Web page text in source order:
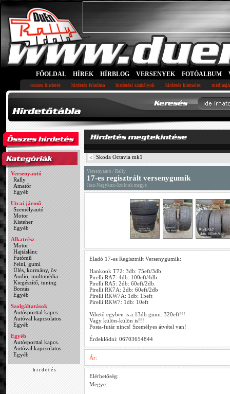
-->
FŐOLDAL HÍREK HÍRBLOG VERSENYEK FOTÓALBUM
összes hirdetés hirdetés feladása hirdetési szabályok hirdetés kiemelés
Versenyautó
Rally
Amatőr
Egyéb
Utcai jármű
Személyautó
Motor
Kisteher
Egyéb
Alkatrész
Motor
Hajtáslánc
Futómű
Felni, gumi
Ülés, kormány, öv
Audio, multimédia
Kiegészítő, tuning
Bontás
Egyéb
Szolgáltatások
Autósporttal kapcs.
Autóval kapcsolatos
Egyéb
Egyéb
Autósporttal kapcs.
Autóval kapcsolatos
Egyéb
h i r d e t é s
< Skoda Octavia mk1
Versenyautó / Rally
17-es regisztrált versenygumik
Jász-Nagykun-Szolnok megye
Eladó 17-es Regisztrált Versenygumik:
Hankook T72: 3db: 75eft/3db
Pirelli RA7: 4db: 100eft/4db
Pirelli RA5: 2db: 60eft/2db.
Pirelli RK7A: 2db: 60eft/2db
Pirelli RKW7A: 1db: 15eft
Pirelli RKW7: 1db: 10eft
Vihető egyben is a 13db gumi: 320eft!!!
Vagy külön-külön is!!!
Posta-futár nincs! Személyes átvétel van!
Érdeklődni: 06703654844
Ár:
Elérhetőség:
Megye: